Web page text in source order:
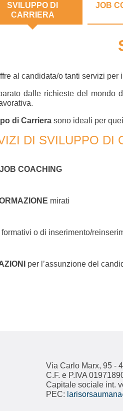
SVILUPPO DI
CARRIERA
JOB
al candidata/o tanti servizi per
dalle richieste del
di Carriera sono ideali per
DI SVILUPPO DI
JOB COACHING
mirati
formativi o di inserimento/
per l’assunzione del
Via Carlo Marx, 95 -
C.F. e P.IVA
Capitale sociale int.
PEC: